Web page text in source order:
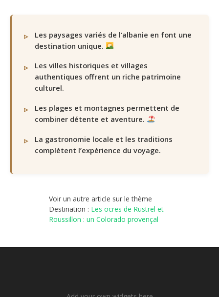
Les paysages variés de l’albanie en font une
destination unique.
Les villes historiques et villages
authentiques offrent un riche patrimoine
culturel.
Les plages et montagnes permettent de
combiner détente et aventure.
La gastronomie locale et les traditions
complètent l’expérience du voyage.
Voir un autre article sur le thème
Destination : Les ocres de Rustrel et
Roussillon : un Colorado provençal